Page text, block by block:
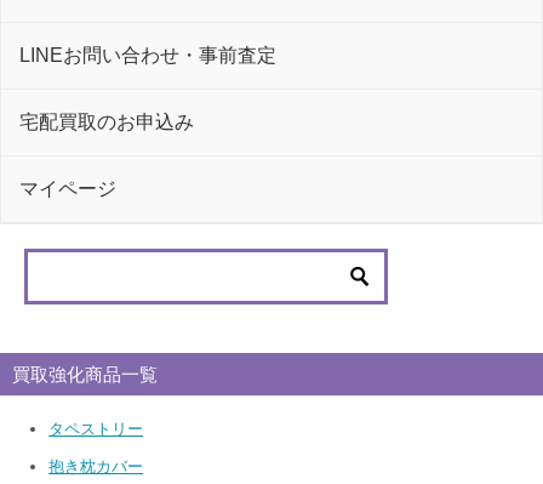
LINEお問い合わせ・事前査定
宅配買取のお申込み
マイページ
買取強化商品一覧
タペストリー
抱き枕カバー